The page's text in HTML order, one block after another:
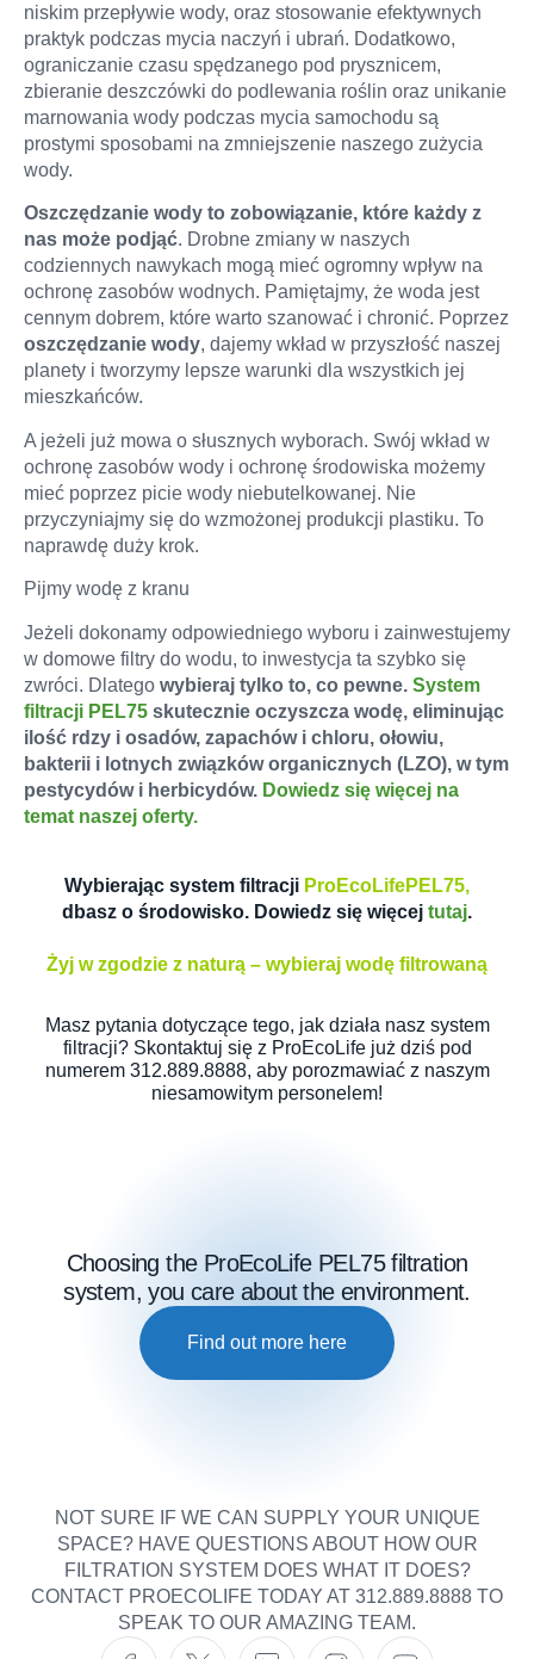
niskim przepływie wody, oraz stosowanie efektywnych
praktyk podczas mycia naczyń i ubrań. Dodatkowo,
ograniczanie czasu spędzanego pod prysznicem,
zbieranie deszczówki do podlewania roślin oraz unikanie
marnowania wody podczas mycia samochodu są
prostymi sposobami na zmniejszenie naszego zużycia
wody.
Oszczędzanie wody to zobowiązanie, które każdy z
nas może podjąć. Drobne zmiany w naszych
codziennych nawykach mogą mieć ogromny wpływ na
ochronę zasobów wodnych. Pamiętajmy, że woda jest
cennym dobrem, które warto szanować i chronić. Poprzez
oszczędzanie wody, dajemy wkład w przyszłość naszej
planety i tworzymy lepsze warunki dla wszystkich jej
mieszkańców.
A jeżeli już mowa o słusznych wyborach. Swój wkład w
ochronę zasobów wody i ochronę środowiska możemy
mieć poprzez picie wody niebutelkowanej. Nie
przyczyniajmy się do wzmożonej produkcji plastiku. To
naprawdę duży krok.
Pijmy wodę z kranu
Jeżeli dokonamy odpowiedniego wyboru i zainwestujemy
w domowe filtry do wodu, to inwestycja ta szybko się
zwróci. Dlatego wybieraj tylko to, co pewne. System
filtracji PEL75 skutecznie oczyszcza wodę, eliminując
ilość rdzy i osadów, zapachów i chloru, ołowiu,
bakterii i lotnych związków organicznych (LZO), w tym
pestycydów i herbicydów. Dowiedz się więcej na
temat naszej oferty.
Wybierając system filtracji ProEcoLifePEL75,
dbasz o środowisko. Dowiedz się więcej tutaj.
Żyj w zgodzie z naturą – wybieraj wodę filtrowaną
Masz pytania dotyczące tego, jak działa nasz system
filtracji? Skontaktuj się z ProEcoLife już dziś pod
numerem 312.889.8888, aby porozmawiać z naszym
niesamowitym personelem!
Choosing the ProEcoLife PEL75 filtration
system, you care about the environment.
Find out more here
NOT SURE IF WE CAN SUPPLY YOUR UNIQUE
SPACE? HAVE QUESTIONS ABOUT HOW OUR
FILTRATION SYSTEM DOES WHAT IT DOES?
CONTACT PROECOLIFE TODAY AT 312.889.8888 TO
SPEAK TO OUR AMAZING TEAM.